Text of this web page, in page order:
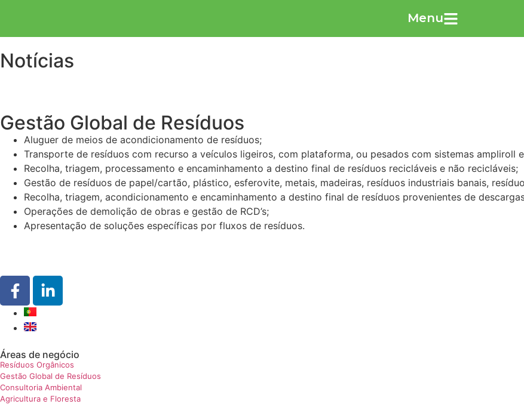
Menu
Notícias
Gestão Global de Resíduos
Aluguer de meios de acondicionamento de resíduos;
Transporte de resíduos com recurso a veículos ligeiros, com plataforma, ou pesados com sistemas ampliroll
Recolha, triagem, processamento e encaminhamento a destino final de resíduos recicláveis e não recicláveis;
Gestão de resíduos de papel/cartão, plástico, esferovite, metais, madeiras, resíduos industriais banais,
Recolha, triagem, acondicionamento e encaminhamento a destino final de resíduos provenientes de
Operações de demolição de obras e gestão de RCD’s;
Apresentação de soluções específicas por fluxos de resíduos.
Áreas de negócio
Resíduos Orgânicos
Gestão Global de Resíduos
Consultoria Ambiental
Agricultura e Floresta